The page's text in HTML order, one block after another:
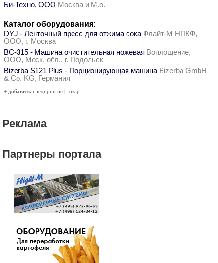
Би-Техно, ООО Москва и М.о.
Каталог оборудования:
DYJ - Ленточный пресс для отжима сока Флайт-М НПКФ,
ООО, г. Москва
ВС-315 - Машина очистительная ножевая Воплощение,
ООО, Моск. обл., г. Подольск
Bizerba S121 Plus - Порционирующая машина Bizerba GmbH
& Co. KG, Германия
+ добавить предприятие | товар
Реклама
Партнеры портала